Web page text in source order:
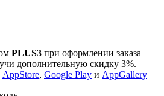
PLUS3 при оформлении заказа
дополнительную скидку 3%.
AppStore, Google Play и AppGallery